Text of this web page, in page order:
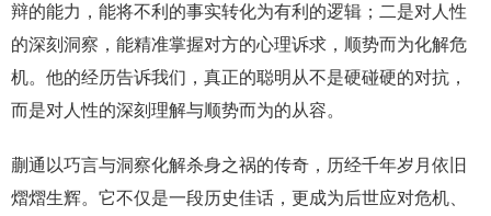
辩的能力，能将不利的事实转化为有利的逻辑；二是对人性
的深刻洞察，能精准掌握对方的心理诉求，顺势而为化解危
机。他的经历告诉我们，真正的聪明从不是硬碰硬的对抗，
而是对人性的深刻理解与顺势而为的从容。
蒯通以巧言与洞察化解杀身之祸的传奇，历经千年岁月依旧
熠熠生辉。它不仅是一段历史佳话，更成为后世应对危机、